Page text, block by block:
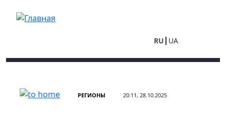
RU UA
РЕГИОНЫ 20:11, 28.10.2025